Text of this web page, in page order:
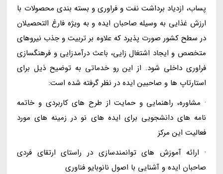
پساب، ازدیاد برداشت نفت و فراوری و بسته بندی محصولات با
ارزش غذایی به وسیله صاحبان ایده و به ویژه فارغ التحصیلان
در سطح کشور صورت پذیرد که علاوه بر تربیت و جذب نیروهای
متخصص و ایجاد اشتغال زایی، باعث درآمدزایی و فرهنگسازی
فراوری داخلی شود. از این رو خدماتی به توضیح ذیل برای
استارتاپ ها و صاحبین ایده در نظر گرفته شده است:
· مشاوره، راهنمایی و حمایت از طرح های کاربردی و خاتمه
نامه های دانشجویی برای ایده های نو در زمینه های مورد
فعالیت این مرکز
· ارائه آموزش های توانمندسازی در راستای ارتقای فردی
صاحبان ایده و آشنایی با اصول نانوبایو فناوری